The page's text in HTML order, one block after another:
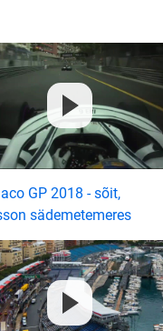
GP 2018 - sõit,
sädemetemeres